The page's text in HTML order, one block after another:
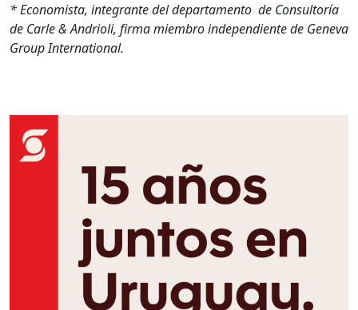
* Economista, integrante del departamento de Consultoría
de Carle & Andrioli, firma miembro independiente de Geneva
Group International.